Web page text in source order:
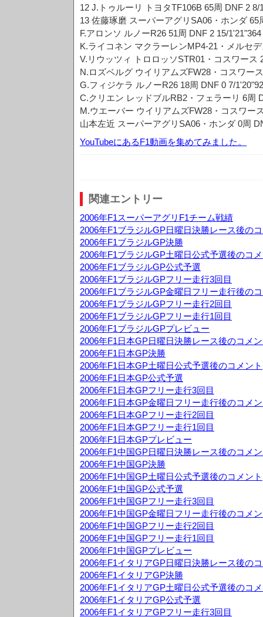
12 J.トゥルーリ トヨタTF106B 65周 DNF 2 8/
13 佐藤琢磨 スーパーアグリSA06・ホンダ 65
F.アロンソ ルノーR26 51周 DNF 2 15/1'21"364
K.ライコネン マクラーレンMP4-21・メルセ
V.リウッツィ トロロッソSTR01・コスワース
N.ロズベルグ ウイリアムズFW28・コスワー
G.フィジケラ ルノーR26 18周 DNF 0 7/
C.クリエン レッドブルRB2・フェラーリ 6周
M.ウエーバー ウイリアムズFW28・コスワー
山本左近 スーパーアグリSA06・ホンダ 0周
YouTubeにあるF1動画を集めてみました。
関連エントリー
2006年F1スーパーアグリF1チーム戦績
2006年F1ブラジルGP日曜日決勝レース後の
2006年F1ブラジルGP決勝
2006年F1ブラジルGP土曜日公式予選後のコ
2006年F1ブラジルGP公式予選
2006年F1ブラジルGPフリー走行3回目
2006年F1ブラジルGP金曜日フリー走行後の
2006年F1ブラジルGPフリー走行2回目
2006年F1ブラジルGPフリー走行1回目
2006年F1ブラジルGPプレビュー
2006年F1日本GP日曜日決勝レース後のコメ
2006年F1日本GP決勝
2006年F1日本GP土曜日公式予選後のコメント
2006年F1日本GP公式予選
2006年F1日本GPフリー走行3回目
2006年F1日本GP金曜日フリー走行後のコメ
2006年F1日本GPフリー走行2回目
2006年F1日本GPフリー走行1回目
2006年F1日本GPプレビュー
2006年F1中国GP日曜日決勝レース後のコメ
2006年F1中国GP決勝
2006年F1中国GP土曜日公式予選後のコメント
2006年F1中国GP公式予選
2006年F1中国GPフリー走行3回目
2006年F1中国GP金曜日フリー走行後のコメ
2006年F1中国GPフリー走行2回目
2006年F1中国GPフリー走行1回目
2006年F1中国GPプレビュー
2006年F1イタリアGP日曜日決勝レース後の
2006年F1イタリアGP決勝
2006年F1イタリアGP土曜日公式予選後のコ
2006年F1イタリアGP公式予選
2006年F1イタリアGPフリー走行3回目